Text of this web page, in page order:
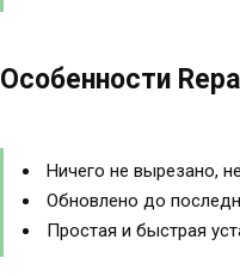
Особенности
Ничего не вырезано,
Обновлено до
Простая и быстрая